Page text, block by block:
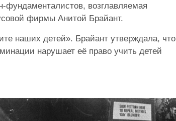
фундаменталистов, возглавляемая
фирмы Анитой Брайант.
наших детей». Брайант утверждала, что
нарушает её право учить детей